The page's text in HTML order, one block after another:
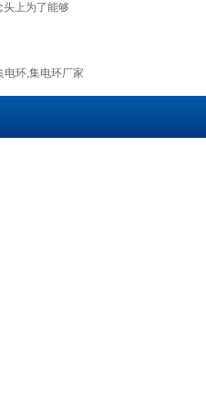
上为了能够
电环,集电环厂家